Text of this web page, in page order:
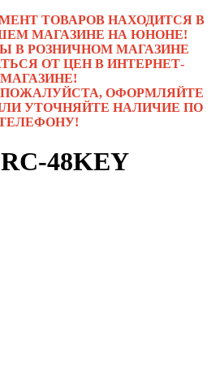
ТОВАРОВ НАХОДИТСЯ В
МАГАЗИНЕ НА ЮНОНЕ!
В РОЗНИЧНОМ МАГАЗИНЕ
ОТ ЦЕН В ИНТЕРНЕТ-
МАГАЗИНЕ!
ПОЖАЛУЙСТА, ОФОРМЛЯЙТЕ
УТОЧНЯЙТЕ НАЛИЧИЕ ПО
48KEY